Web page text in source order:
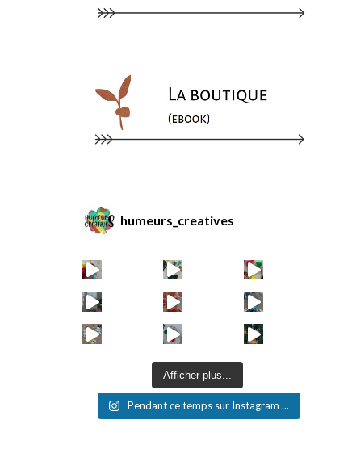
humeurs_creatives
Afficher plus...
Pendant ce temps sur Instagram ...